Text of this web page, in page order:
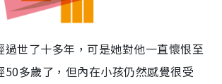
過世了十多年，可是她對他一直懷恨至
50多歲了，但內在小孩仍然感覺很受